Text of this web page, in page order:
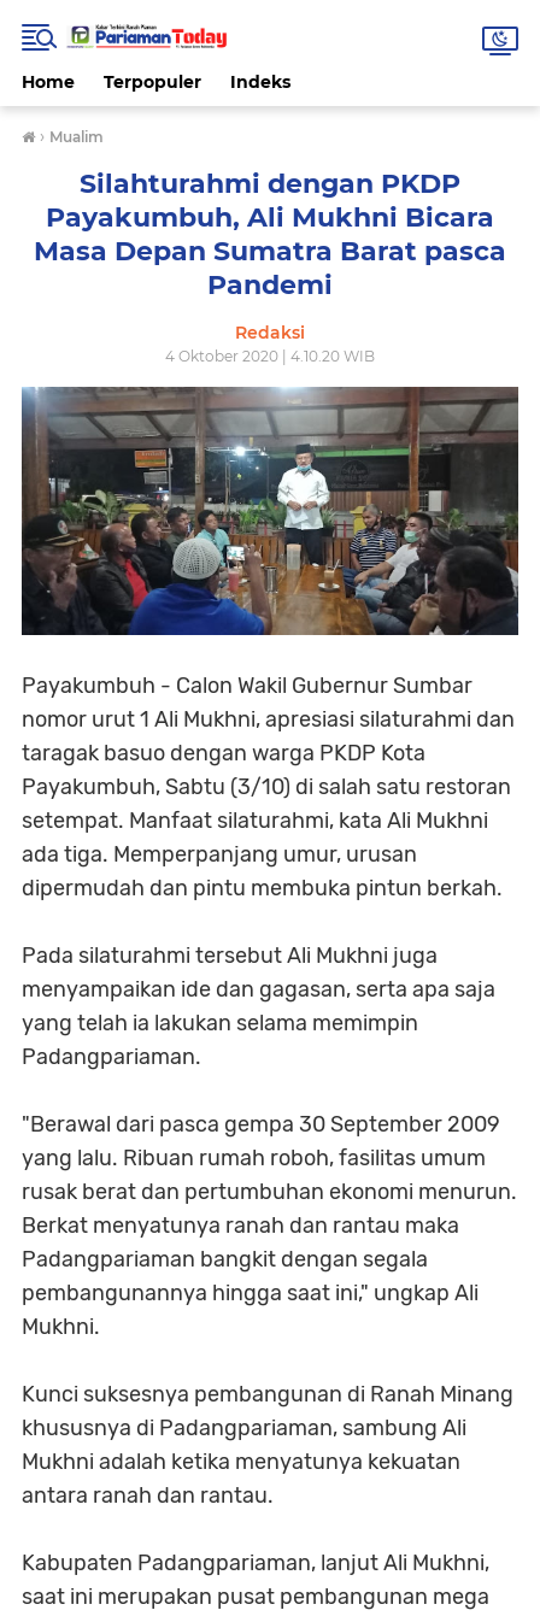
Home Terpopuler Indeks
› Mualim
Silahturahmi dengan PKDP
Payakumbuh, Ali Mukhni Bicara
Masa Depan Sumatra Barat pasca
Pandemi
Redaksi
4 Oktober 2020 | 4.10.20 WIB
Payakumbuh - Calon Wakil Gubernur Sumbar
nomor urut 1 Ali Mukhni, apresiasi silaturahmi dan
taragak basuo dengan warga PKDP Kota
Payakumbuh, Sabtu (3/10) di salah satu restoran
setempat. Manfaat silaturahmi, kata Ali Mukhni
ada tiga. Memperpanjang umur, urusan
dipermudah dan pintu membuka pintun berkah.
Pada silaturahmi tersebut Ali Mukhni juga
menyampaikan ide dan gagasan, serta apa saja
yang telah ia lakukan selama memimpin
Padangpariaman.
"Berawal dari pasca gempa 30 September 2009
yang lalu. Ribuan rumah roboh, fasilitas umum
rusak berat dan pertumbuhan ekonomi menurun.
Berkat menyatunya ranah dan rantau maka
Padangpariaman bangkit dengan segala
pembangunannya hingga saat ini," ungkap Ali
Mukhni.
Kunci suksesnya pembangunan di Ranah Minang
khususnya di Padangpariaman, sambung Ali
Mukhni adalah ketika menyatunya kekuatan
antara ranah dan rantau.
Kabupaten Padangpariaman, lanjut Ali Mukhni,
saat ini merupakan pusat pembangunan mega